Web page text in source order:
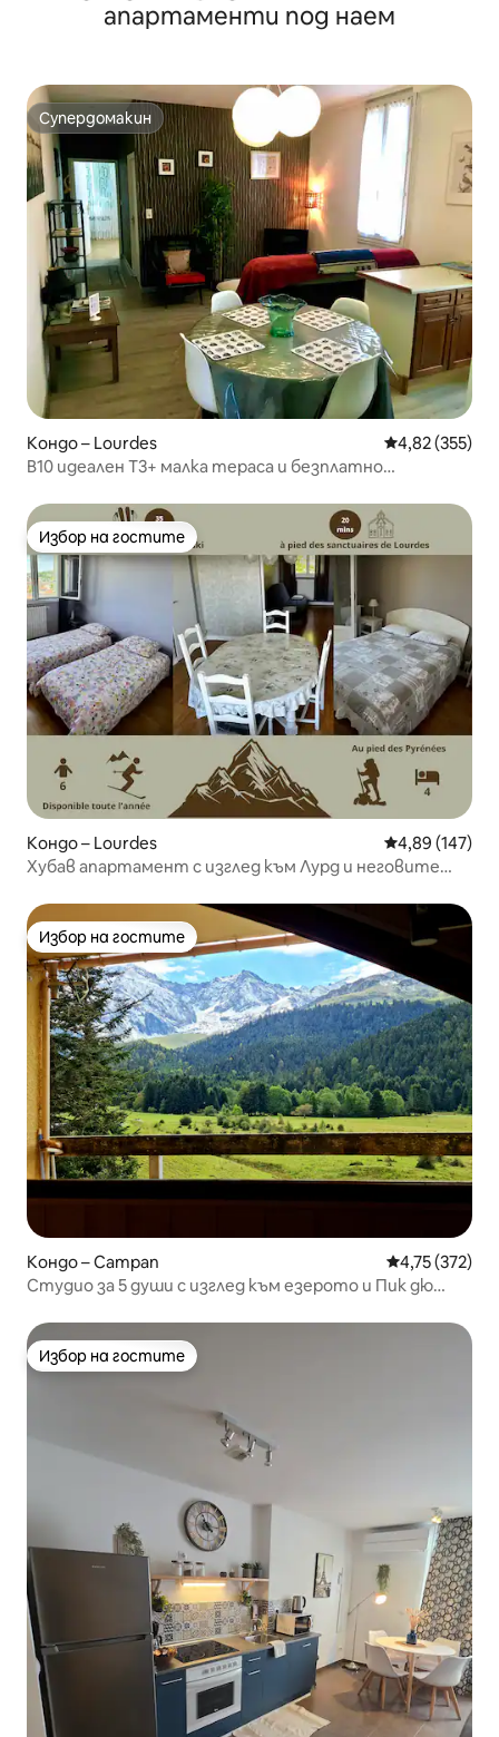
апартаменти под наем
Супердомакин
Супердомакин
Кондо – Lourdes Средна
4,82 (355)
B10 идеален T3+ малка тераса и безплатно
Избор на гостите
Избор на гостите
Кондо – Lourdes Средна
4,89 (147)
Хубав апартамент с изглед към Лурд и неговите
Избор на гостите
Избор на гостите
Кондо – Campan Средна
4,75 (372)
Студио за 5 души с изглед към езерото и Пик дю
Избор на гостите
Избор на гостите